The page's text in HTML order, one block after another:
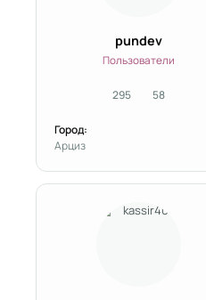
pundev
Пользователи
295сообщения
58Репутация
Город:
Арциз